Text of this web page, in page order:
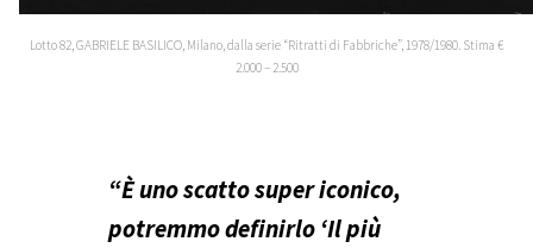
Lotto 82, GABRIELE BASILICO, Milano, dalla serie “Ritratti di Fabbriche”, 1978/1980. Stima €
2.000 – 2.500
“È uno scatto super iconico,
potremmo definirlo ‘Il più